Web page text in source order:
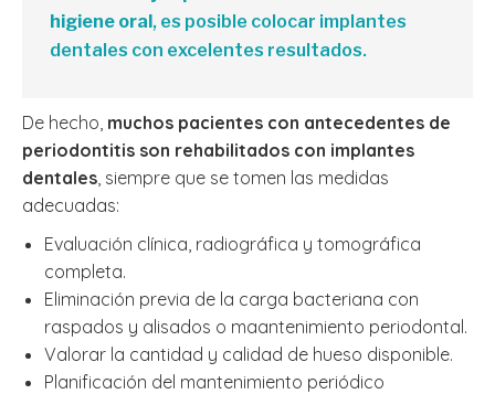
higiene oral, es posible colocar implantes
dentales con excelentes resultados.
De hecho, muchos pacientes con antecedentes de
periodontitis son rehabilitados con implantes
dentales, siempre que se tomen las medidas
adecuadas:
Evaluación clínica, radiográfica y tomográfica
completa.
Eliminación previa de la carga bacteriana con
raspados y alisados o maantenimiento periodontal.
Valorar la cantidad y calidad de hueso disponible.
Planificación del mantenimiento periódico